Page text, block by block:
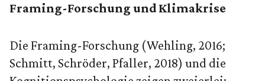
Framing-Forschung und Klimakrise
Die Framing-Forschung (Wehling, 2016;
Schmitt, Schröder, Pfaller, 2018) und die